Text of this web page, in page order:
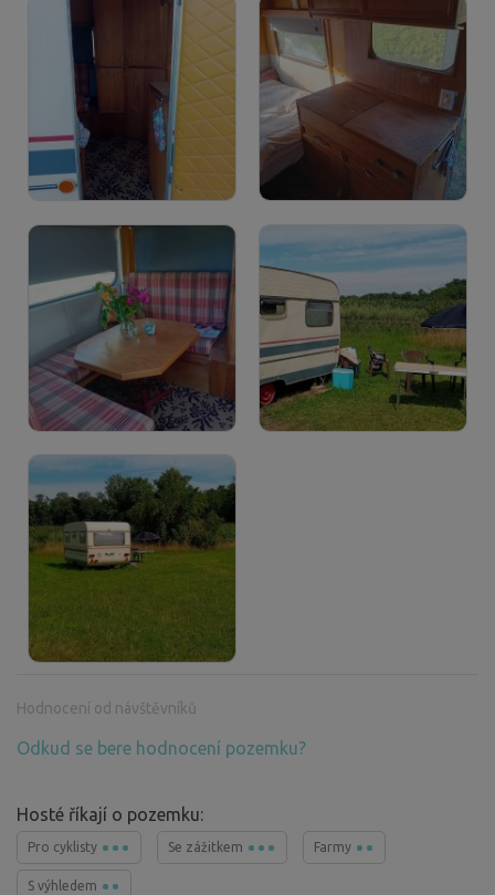
Hodnocení od návštěvníků
Odkud se bere hodnocení pozemku?
Hosté říkají o pozemku:
Pro cyklisty Se zážitkem Farmy
S výhledem